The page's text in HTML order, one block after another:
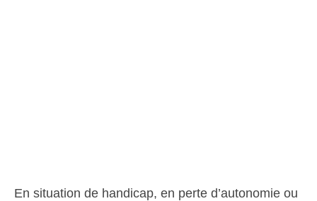
En situation de handicap, en perte d’autonomie ou